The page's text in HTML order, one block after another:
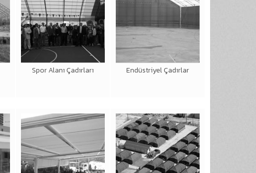
Spor Alanı Çadırları Endüstriyel Çadırlar